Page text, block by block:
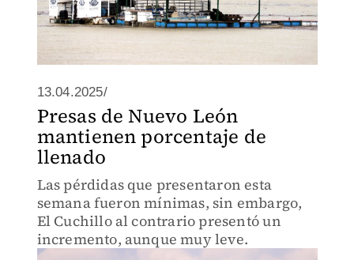
13.04.2025/
Presas de Nuevo León
mantienen porcentaje de
llenado
Las pérdidas que presentaron esta
semana fueron mínimas, sin embargo,
El Cuchillo al contrario presentó un
incremento, aunque muy leve.